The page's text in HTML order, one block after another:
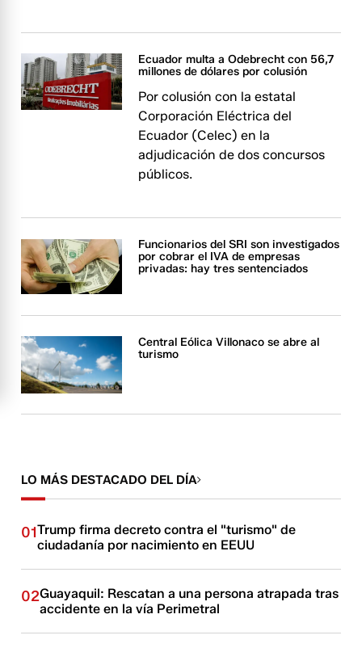
Ecuador multa a Odebrecht con 56,7
millones de dólares por colusión
Por colusión con la estatal
Corporación Eléctrica del
Ecuador (Celec) en la
adjudicación de dos concursos
públicos.
Funcionarios del SRI son investigados
por cobrar el IVA de empresas
privadas: hay tres sentenciados
Central Eólica Villonaco se abre al
turismo
LO MÁS DESTACADO DEL DÍA
01Trump firma decreto contra el "turismo" de
ciudadanía por nacimiento en EEUU
02Guayaquil: Rescatan a una persona atrapada tras
accidente en la vía Perimetral